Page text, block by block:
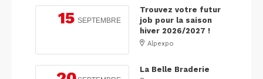
15 SEPTEMBRE
Trouvez votre futur
job pour la saison
hiver 2026/2027 !
Alpexpo
La Belle Braderie